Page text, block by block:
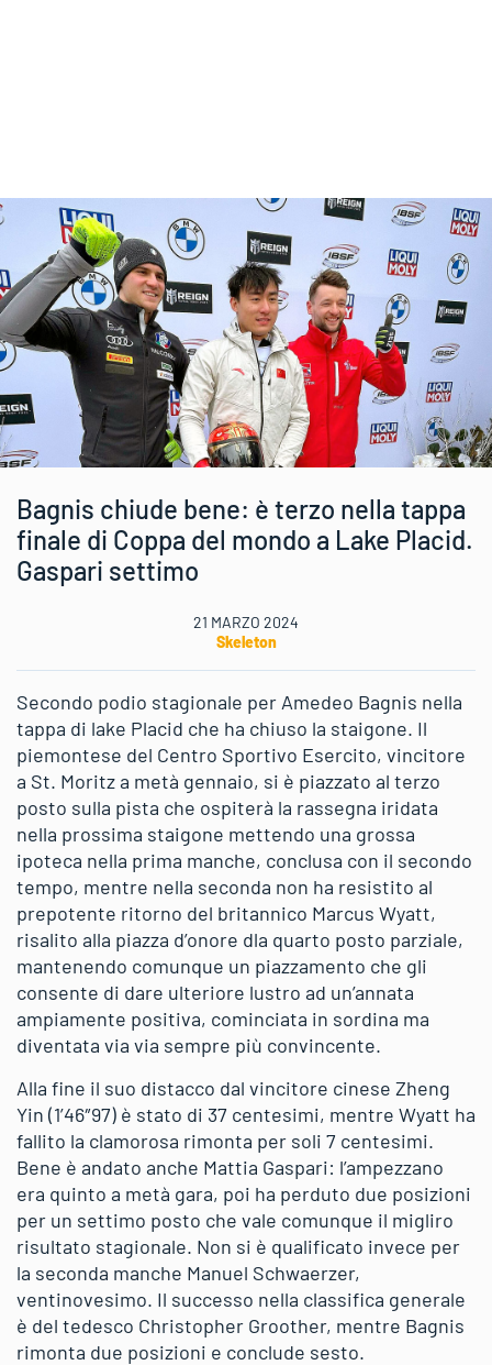
Bagnis chiude bene: è terzo nella tappa
finale di Coppa del mondo a Lake Placid.
Gaspari settimo
21 MARZO 2024
Skeleton
Secondo podio stagionale per Amedeo Bagnis nella
tappa di lake Placid che ha chiuso la staigone. Il
piemontese del Centro Sportivo Esercito, vincitore
a St. Moritz a metà gennaio, si è piazzato al terzo
posto sulla pista che ospiterà la rassegna iridata
nella prossima staigone mettendo una grossa
ipoteca nella prima manche, conclusa con il secondo
tempo, mentre nella seconda non ha resistito al
prepotente ritorno del britannico Marcus Wyatt,
risalito alla piazza d’onore dla quarto posto parziale,
mantenendo comunque un piazzamento che gli
consente di dare ulteriore lustro ad un’annata
ampiamente positiva, cominciata in sordina ma
diventata via via sempre più convincente.
Alla fine il suo distacco dal vincitore cinese Zheng
Yin (1’46″97) è stato di 37 centesimi, mentre Wyatt ha
fallito la clamorosa rimonta per soli 7 centesimi.
Bene è andato anche Mattia Gaspari: l’ampezzano
era quinto a metà gara, poi ha perduto due posizioni
per un settimo posto che vale comunque il migliro
risultato stagionale. Non si è qualificato invece per
la seconda manche Manuel Schwaerzer,
ventinovesimo. Il successo nella classifica generale
è del tedesco Christopher Groother, mentre Bagnis
rimonta due posizioni e conclude sesto.